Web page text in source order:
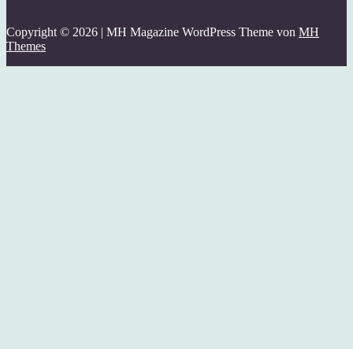
Copyright © 2026 | MH Magazine WordPress Theme von MH
Themes